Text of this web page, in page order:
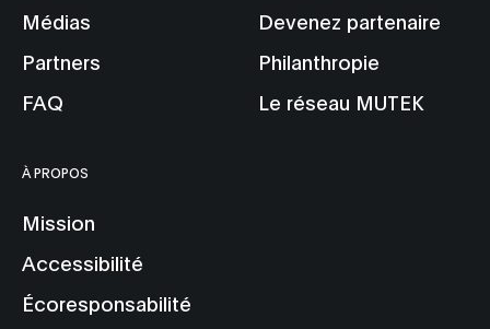
Médias
Partners
FAQ
Devenez partenaire
Philanthropie
Le réseau MUTEK
À PROPOS
Mission
Accessibilité
Écoresponsabilité